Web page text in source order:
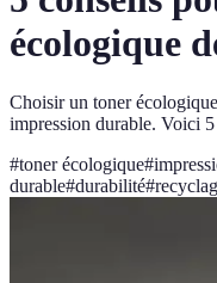
écologique
Choisir un toner
impression durable. Voici
#toner écologique#
durable#durabilité#